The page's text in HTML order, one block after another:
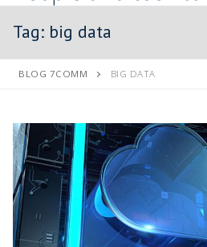
Tag: big data
BLOG 7COMM BIG DATA